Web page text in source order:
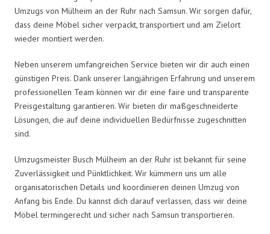
Umzugs von Mülheim an der Ruhr nach Samsun. Wir sorgen dafür,
dass deine Möbel sicher verpackt, transportiert und am Zielort
wieder montiert werden.
Neben unserem umfangreichen Service bieten wir dir auch einen
günstigen Preis. Dank unserer langjährigen Erfahrung und unserem
professionellen Team können wir dir eine faire und transparente
Preisgestaltung garantieren. Wir bieten dir maßgeschneiderte
Lösungen, die auf deine individuellen Bedürfnisse zugeschnitten
sind.
Umzugsmeister Busch Mülheim an der Ruhr ist bekannt für seine
Zuverlässigkeit und Pünktlichkeit. Wir kümmern uns um alle
organisatorischen Details und koordinieren deinen Umzug von
Anfang bis Ende. Du kannst dich darauf verlassen, dass wir deine
Möbel termingerecht und sicher nach Samsun transportieren.